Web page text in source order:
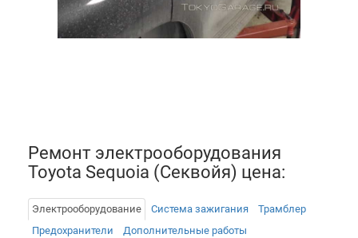
Ремонт электрооборудования
Toyota Sequoia (Секвойя) цена:
Электрооборудование Система зажигания
Трамблер
Предохранители
Дополнительные работы